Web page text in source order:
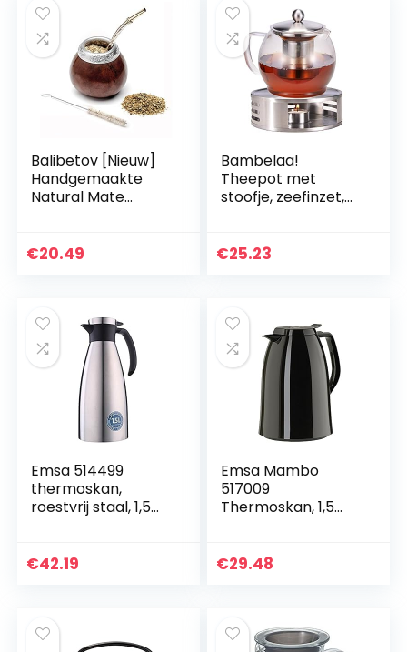
goudkleurig, 2 l
Balibetov [Nieuw]
Handgemaakte
Natural Mate
Cup) Inclusief
€20.49
Bambelaa!
Theepot met
stoofje, zeefinzet,
kan, theewarmer,
€25.23
Emsa 514499
thermoskan,
roestvrij staal, 1,5
zwart
€42.19
Emsa Mambo
517009
Thermoskan, 1,5
houdt 12 uur
€29.48